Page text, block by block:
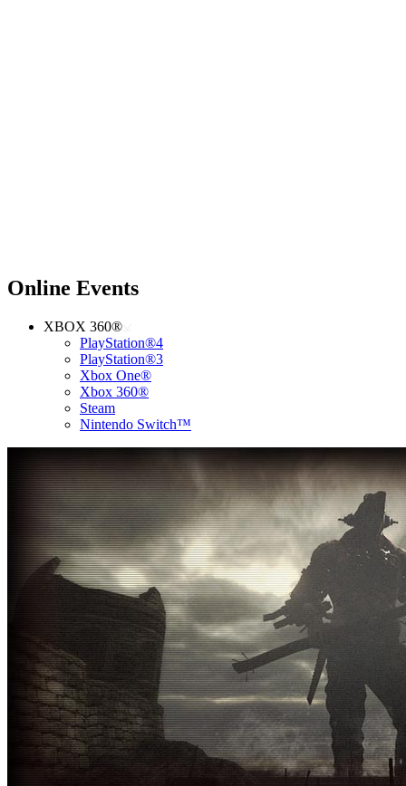
Online Events
XBOX 360®
PlayStation®4
PlayStation®3
Xbox One®
Xbox 360®
Steam
Nintendo Switch™